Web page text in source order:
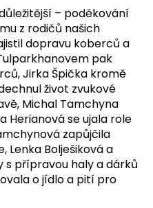
– poděkování
z rodičů našich
dopravu koberců a
pak
Jirka Špička kromě
život zvukové
Michal Tamchyna
Herianová se ujala role
zapůjčila
Lenka Bolješiková a
s přípravou haly a dárků
o jídlo a pití pro